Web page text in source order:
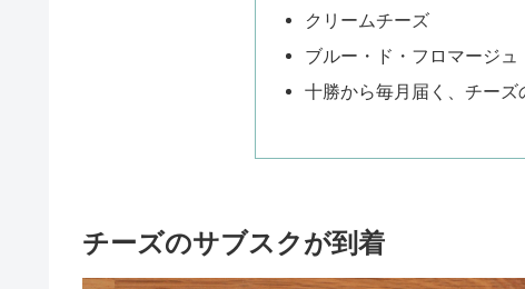
クリームチーズ
ブルー・ド・フロマージュ
十勝から毎月届く、チー
チーズのサブスクが到着